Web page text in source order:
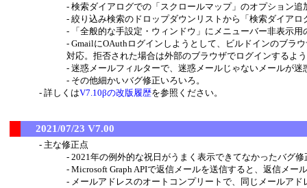
検索ダイアログでの「スクロールマップ」のオプション
絞り込み検索のドロップダウンリストから「検索ダイア
「全般的な手設定・ウィンドウ」にメニューバー非表示
GmailにOAuthログインしようとして、ビルドインのブラ
対応。拒否された場合は外部のブラウザでログインするよ
迷惑メールフィルターで、迷惑メールじゃないメールが
その他細かいバグ修正いろいろ。
詳しくはV7.10βの改版履歴を参照ください。
2021/07/23 V7.00
主な修正点
2021年の例外的な祝日がうまく表示できてなかったバグ
Microsoft Graph APIで返信メールを送信すると、返信メ
メールアドレスのオートコンプリートで、同じメールア